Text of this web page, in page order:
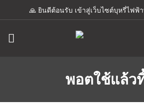
🙏 ยินดีต้อนรับ เข้าสู่เว็บไซต์บุหรี่ไฟฟ้าที่
พอตใช้แล้ว